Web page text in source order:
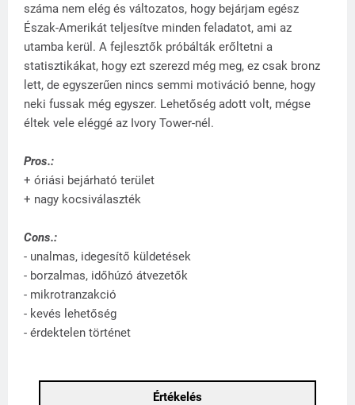
száma nem elég és változatos, hogy bejárjam egész
Észak-Amerikát teljesítve minden feladatot, ami az
utamba kerül. A fejlesztők próbálták erőltetni a
statisztikákat, hogy ezt szerezd még meg, ez csak bronz
lett, de egyszerűen nincs semmi motiváció benne, hogy
neki fussak még egyszer. Lehetőség adott volt, mégse
éltek vele eléggé az Ivory Tower-nél.
Pros.:
+ óriási bejárható terület
+ nagy kocsiválaszték
Cons.:
- unalmas, idegesítő küldetések
- borzalmas, időhúzó átvezetők
- mikrotranzakció
- kevés lehetőség
- érdektelen történet
Értékelés